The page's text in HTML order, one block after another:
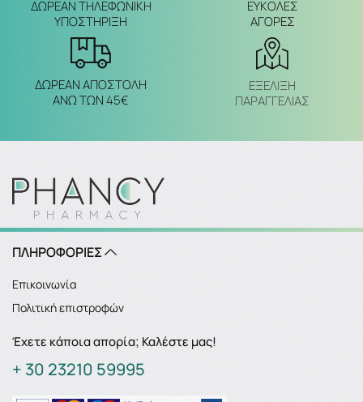
ΔΩΡΕΑΝ ΤΗΛΕΦΩΝΙΚΗ
ΥΠΟΣΤΗΡΙΞΗ
ΕΥΚΟΛΕΣ
ΑΓΟΡΕΣ
ΔΩΡΕΑΝ ΑΠΟΣΤΟΛΗ
ΑΝΩ ΤΩΝ 45€
ΕΞΈΛΙΞΗ
ΠΑΡΑΓΓΕΛΙΑΣ
ΠΛΗΡΟΦΟΡΙΕΣ
Επικοινωνία
Πολιτική επιστροφών
Έχετε κάποια απορία; Καλέστε μας!
+ 30 23210 59995